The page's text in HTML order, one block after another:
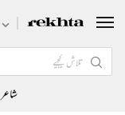
شاعر